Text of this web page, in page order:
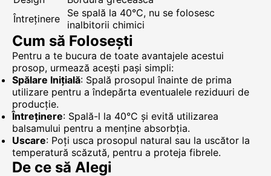
Întreținere
Se spală la 40°C, nu se folosesc
inalbitorii chimici
Cum să Folosești
Pentru a te bucura de toate avantajele acestui
prosop, urmează acești pași simpli:
Spălare Inițială: Spală prosopul înainte de prima
utilizare pentru a îndepărta eventualele reziduuri de
producție.
Întreținere: Spală-l la 40°C și evită utilizarea
balsamului pentru a menține absorbția.
Uscare: Poți usca prosopul natural sau la uscător la
temperatură scăzută, pentru a proteja fibrele.
De ce să Alegi